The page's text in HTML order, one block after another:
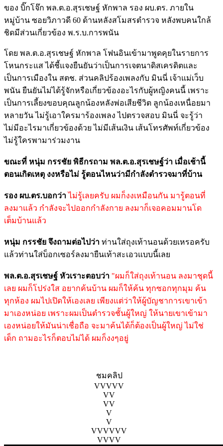
ของ บิ๊กโจ๊ก พล.ต.อ.สุรเชษฐ์ หักพาล รอง ผบ.ตร. ภายใน
หมู่บ้าน ซอยวิภาวดี 60 ด้านหลังสโมสรตำรวจ หลังพบคนใกล้
ชิดมีส่วนเกี่ยวข้อง พ.ร.บ.การพนัน
โดย พล.ต.อ.สุรเชษฐ์ หักพาล โฟนอินเข้ามาพูดคุยในรายการ
โหนกระแส ได้ชี้แจงยืนยันว่าเป็นการเจตนาดิสเครดิตและ
เป็นการเมืองใน สตช. ส่วนคลิปร้องเพลงกับ มินนี่ เจ้าแม่เว็บ
พนัน ยืนยันไม่ได้รู้จักหรือเกี่ยวข้องอะไรกับผู้หญิงคนนี้ เพราะ
เป็นการเลี้ยงขอบคุณลูกน้องหลังพ่อเสียชีวิต ลูกน้องเหนื่อยมา
หลายวัน ไม่รู้เอาใครมาร้องเพลง ไปตรวจสอบ มินนี่ จะรู้ว่า
ไม่มีอะไรมาเกี่ยวข้องด้วย ไม่มีเส้นเงิน เส้นโทรศัพท์เกี่ยวข้อง
ไม่รู้ใครพามาร่วมงาน
ขณะที่ หนุ่ม กรรชัย พิธีกรถาม พล.ต.อ.สุรเชษฐ์ว่า เมื่อเช้านี้
ตอนเกิดเหตุ งงหรือไม่ รู้ตอนไหนว่ามีกำลังตำรวจมาที่บ้าน
รอง ผบ.ตร.บอกว่า ไม่รู้เลยครับ ผมก็งงเหมือนกัน มารู้ตอนที่
ลงมาแล้ว กำลังจะไปออกกำลังกาย ลงมาก็เจอคอมมานโด
เต็มบ้านแล้ว
หนุ่ม กรรชัย จึงถามต่อไปว่า ท่านใส่ถุงเท้านอนด้วยเหรอครับ
แล้วท่านใส่บ็อกเซอร์ลงมายืนเท้าสะเอวแบบนี้เลย
พล.ต.อ.สุรเชษฐ์ หัวเราะตอบว่า "ผมก็ใส่ถุงเท้านอน ลงมาชุดนี้
เลย ผมก็โปร่งใส อยากค้นบ้าน ผมก็ให้ค้น ทุกซอกทุกมุม ค้น
ทุกห้อง ผมไปเปิดให้เองเลย เพียงแต่ว่าให้ผู้บัญชาการเขาเข้า
มาเองหน่อย เพราะผมเป็นตำรวจชั้นผู้ใหญ่ ให้นายเขาเข้ามา
เองหน่อยให้มันน่าเชื่อถือ จะมาค้นได้ก็ต้องเป็นผู้ใหญ่ ไม่ใช่
เด็ก ถามอะไรก็ตอบไม่ได้ ผมก็งงๆอยู่
ชมคลิป
VVVVV
VV
VV
V
V
VVVVVV
VVVV